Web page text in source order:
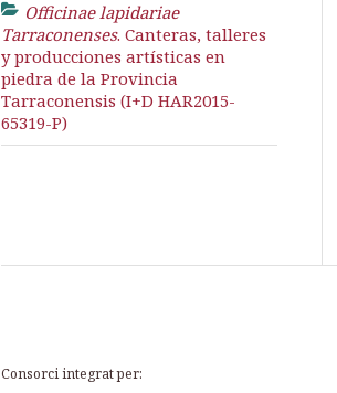
Officinae lapidariae
Tarraconenses. Canteras, talleres
y producciones artísticas en
piedra de la Provincia
Tarraconensis (I+D HAR2015-
65319-P)
Consorci integrat per: